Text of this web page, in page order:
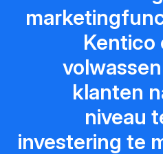
Kentico
klanten
niveau
investering te